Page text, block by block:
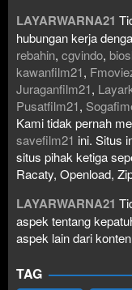
LAYARWARNA21
hubungan kerja
rebahin, cgvindo,
kawanfilm21,
Juraganfilm21,
Pusatfilm21,
Kami tidak pernah
savefilm21 ini. Situs
situs pihak ketiga
Racaty, Openload,
LAYARWARNA21
aspek tentang
aspek lain dari
TAG